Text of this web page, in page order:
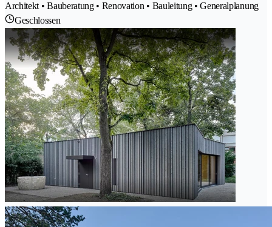
Architekt • Bauberatung • Renovation • Bauleitung • Generalplanung
Geschlossen